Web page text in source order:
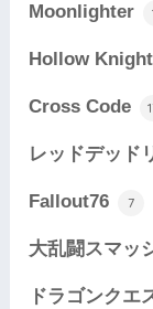
Moonlighter
Hollow Knight
Cross Code
レッドデッド
Fallout76 7
大乱闘スマッ
ドラゴンクエ